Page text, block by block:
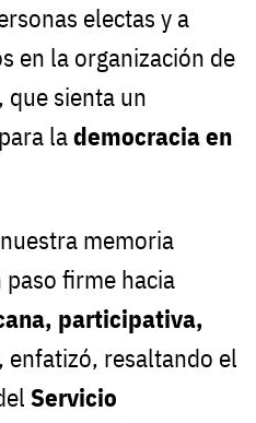
electas y a
en la organización de
, que sienta un
lademocracia en
memoria
firme hacia
participativa,
enfatizó, resaltando el
Servicio